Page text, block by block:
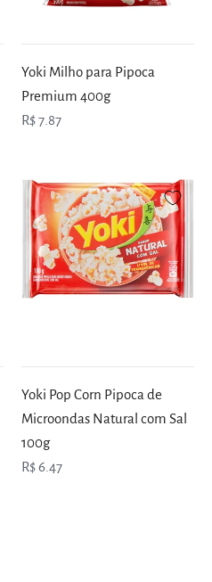
Yoki Milho para Pipoca
Premium 400g
R$ 7.87
Yoki Pop Corn Pipoca de
Microondas Natural com Sal
100g
R$ 6.47